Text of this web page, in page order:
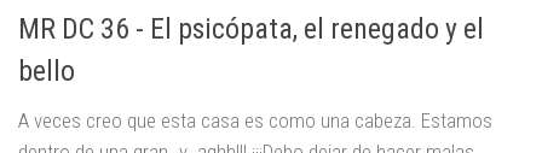
MR DC 36 - El psicópata, el renegado y el
bello
A veces creo que esta casa es como una cabeza. Estamos